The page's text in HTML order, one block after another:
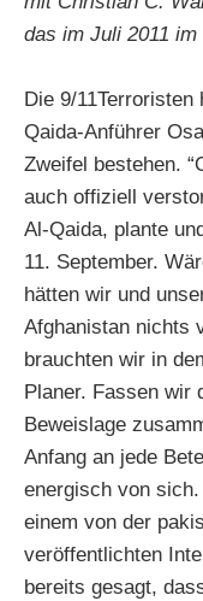
das im Juli 2011
Die 9/11Terroristen
Qaida-Anführer
Zweifel bestehen.
auch offiziell
Al-Qaida, plante
11. September.
hätten wir und
Afghanistan nichts
brauchten wir in
Planer. Fassen wir
Beweislage
Anfang an jede
energisch von
einem von der
veröffentlichten
bereits gesagt,